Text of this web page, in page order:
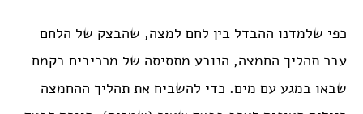
כפי שלמדנו ההבדל בין לחם למצה, שהבצק של הלחם
עבר תהליך החמצה, הנובע מתסיסה של מרכיבים בקמח
שבאו במגע עם מים. כדי להשביח את תהליך ההחמצה